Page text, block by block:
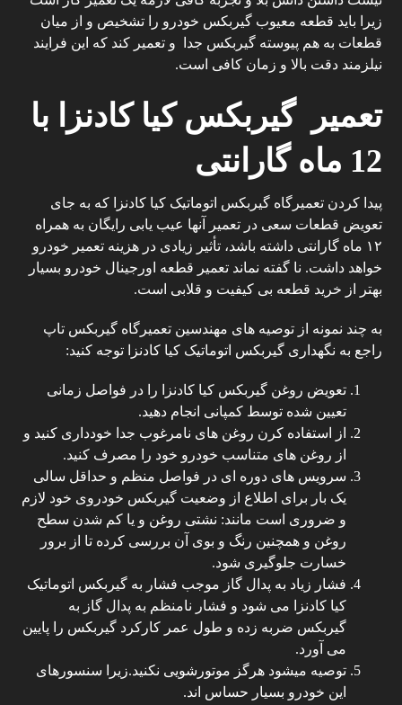
زیرا باید قطعه معیوب گیربکس خودرو را تشخیص و از میان
قطعات به هم پیوسته گیربکس جدا و تعمیر کند که این فرایند
نیلزمند دقت بالا و زمان کافی است.
تعمیر گیربکس کیا کادنزا با
12 ماه گارانتی
پیدا کردن تعمیرگاه گیربکس اتوماتیک کیا کادنزا که به جای
تعویض قطعات سعی در تعمیر آنها عیب یابی رایگان به همراه
۱۲ ماه گارانتی داشته باشد، تأثیر زیادی در هزینه تعمیر خودرو
خواهد داشت. نا گفته نماند تعمیر قطعه اورجینال خودرو بسیار
بهتر از خرید قطعه بی کیفیت و قلابی است.
به چند نمونه از توصیه های مهندسین تعمیرگاهگیربکس تاپ
راجع به نگهداری گیربکس اتوماتیک کیا کادنزا توجه کنید:
تعویض روغن گیربکس کیا کادنزا را در فواصل زمانی
تعیین شده توسط کمپانی انجام دهید.
از استفاده کرن روغن های نامرغوب جدا خودداری کنید و
از روغن های متناسب خودرو خود را مصرف کنید.
سرویس های دوره ای در فواصل منظم و حداقل سالی
یک بار برای اطلاع از وضعیت گیربکس خودروی خود لازم
و ضروری است مانند: نشتی روغن و یا کم شدن سطح
روغن و همچنین رنگ و بوی آن بررسی کرده تا از برور
خسارت جلوگیری شود.
فشار زیاد به پدال گاز موجب فشار به گیربکس اتوماتیک
کیا کادنزا می شود و فشار نامنظم به پدال گاز به
گیربکس ضربه زده و طول عمر کارکرد گیربکس را پایین
می آورد.
توصیه میشود هرگز موتورشویی نکنید.زیرا سنسورهای
این خودرو بسیار حساس اند.